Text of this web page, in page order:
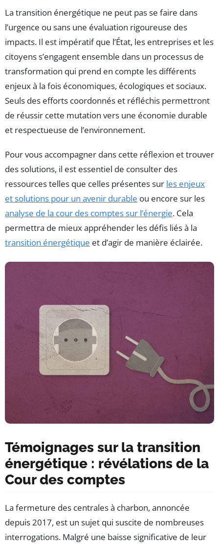
La transition énergétique ne peut pas se faire dans
l’urgence ou sans une évaluation rigoureuse des
impacts. Il est impératif que l’État, les entreprises et les
citoyens s’engagent ensemble dans un processus de
transformation qui prend en compte les différents
enjeux à la fois économiques, écologiques et sociaux.
Seuls des efforts coordonnés et réfléchis permettront
de réussir cette mutation vers une économie durable
et respectueuse de l’environnement.
Pour vous accompagner dans cette réflexion et trouver
des solutions, il est essentiel de consulter des
ressources telles que celles présentes sur les enjeux
et solutions pour un avenir durable ou encore sur les
analyse de la cour des comptes sur l’énergie. Cela
permettra de mieux appréhender les défis liés à la
transition énergétique et d’agir de manière éclairée.
Témoignages sur la transition
énergétique : révélations de la
Cour des comptes
La fermeture des centrales à charbon, annoncée
depuis 2017, est un sujet qui suscite de nombreuses
interrogations. Malgré une baisse significative de leur